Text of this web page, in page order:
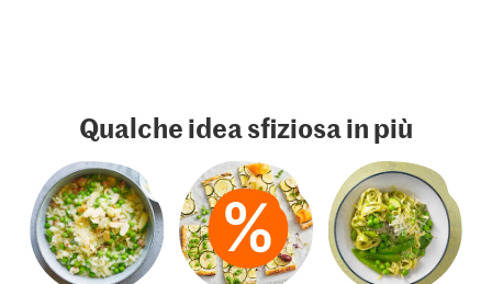
Qualche idea sfiziosa in più